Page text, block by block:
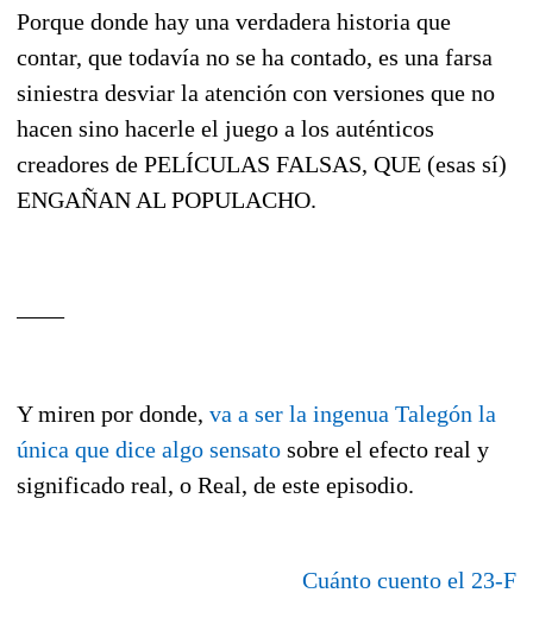
Porque donde hay una verdadera historia que
contar, que todavía no se ha contado, es una farsa
siniestra desviar la atención con versiones que no
hacen sino hacerle el juego a los auténticos
creadores de PELÍCULAS FALSAS, QUE (esas sí)
ENGAÑAN AL POPULACHO.
Y miren por donde, va a ser la ingenua Talegón la
única que dice algo sensato sobre el efecto real y
significado real, o Real, de este episodio.
Cuánto cuento el 23-F